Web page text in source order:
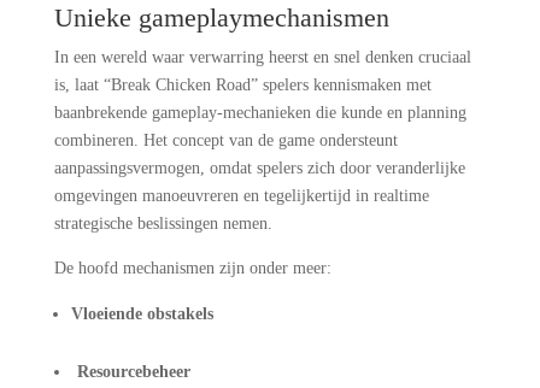
Unieke gameplaymechanismen
In een wereld waar verwarring heerst en snel denken cruciaal
is, laat “Break Chicken Road” spelers kennismaken met
baanbrekende gameplay-mechanieken die kunde en planning
combineren. Het concept van de game ondersteunt
aanpassingsvermogen, omdat spelers zich door veranderlijke
omgevingen manoeuvreren en tegelijkertijd in realtime
strategische beslissingen nemen.
De hoofd mechanismen zijn onder meer:
Vloeiende obstakels
Resourcebeheer